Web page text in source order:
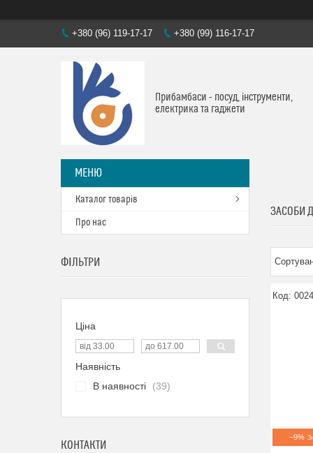
+380 (96) 119-17-17 +380 (99) 116-17-17
Прибамбаси - посуд, інструменти,
електрика та гаджети
ЗАСОБИ
–9%
Каталог товарів
Про нас
ФІЛЬТРИ
Ціна
Наявність
В наявності
39
КОНТАКТИ